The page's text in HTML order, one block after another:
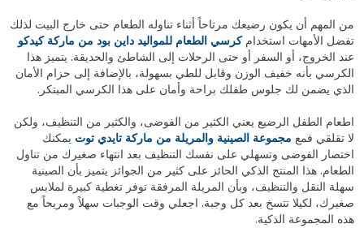
من المهم أن يكون رضيعك مرتاحاً أثناء تناوله الطعام حتى خارج البيت لذلك
تفضل الأمهات استخدامكرسي الطعام للمواليد داين بود من ماركة كيدكو
عند الخروج، أو السفر أو حتى الرحلات إلى الشاطئ والحديقة. يتميز هذا
الكرسي بأنه خفيف الوزن وقابل للطي بسهولة، بالإضافة إلى حزام الأمان
الذي يضمن لك جلوس طفلك براحة وأمان على هذا الكرسي المبتكر.
اطعام الطفل الرضيع يعني الكثير من الفوضى، والكثير من التنظيف، ولكن
لا تقلقي فمع مجموعة الصينية والمريلة من ماركة تايدي توت يمكنك
اختصار الفوضى وتسهلي على نفسك التنظيف بعد انتهاء صغيرك من تناول
الطعام. هذا المنتج الذكي الحائز على كثير من الجوائز يتميز بأن الصينية
سهلة النقل والتنظيف، وبأن المريلة المرفقة توفر تغطية كبيرة لملابس
صغيرك، لكيلا تتسخ بعد كل وجبة. اجعلي وقت الوجبات سهلاً ومريحاً مع
هذه المجموعة الذكية.